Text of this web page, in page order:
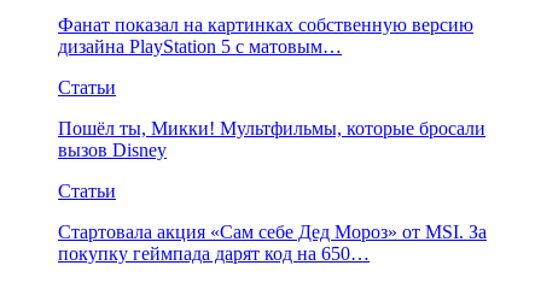
Фанат показал на картинках собственную версию
дизайна PlayStation 5 с матовым…
Статьи
Пошёл ты, Микки! Мультфильмы, которые бросали
вызов Disney
Статьи
Стартовала акция «Сам себе Дед Мороз» от MSI. За
покупку геймпада дарят код на 650…